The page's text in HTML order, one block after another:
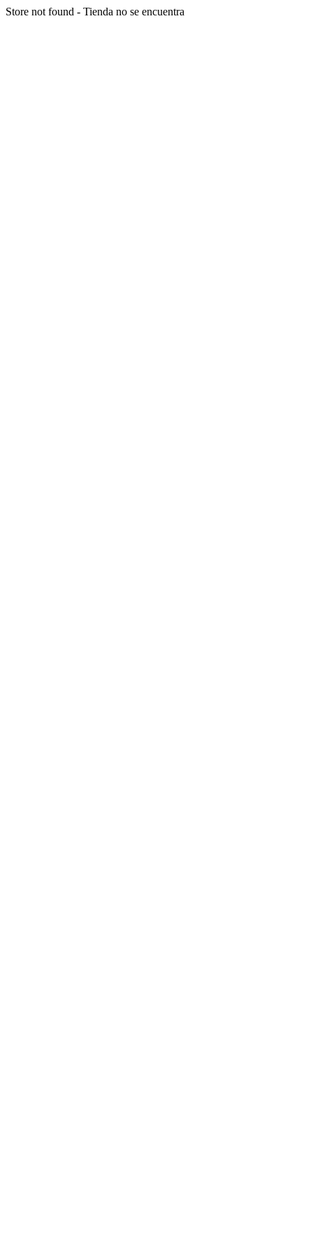
Store not found - Tienda no se encuentra